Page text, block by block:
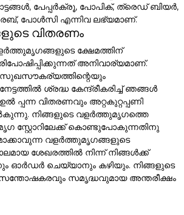
പേപ്പർക്രൂ, പോപിക്, ത്രെഡ് ബിയർ,
പോൾസി എന്നിവ ലഭ്യമാണ്.
വിതരണം
ക്ഷേമത്തിന്
അനിവാര്യമാണ്.
ശ്രദ്ധ കേന്ദ്രീകരിച്ച് ഞങ്ങൾ
പ്പന്ന വിതരണവും അറ്റകുറ്റപ്പണി
നിങ്ങളുടെ വളർത്തുമൃഗത്തെ
സ്റ്റോറിലേക്ക് കൊണ്ടുപോകുന്നതിനു
വളർത്തുമൃഗങ്ങളുടെ
ശേഖരത്തിൽ നിന്ന് നിങ്ങൾക്ക്
ഓർഡർ ചെയ്യാനും കഴിയും. നിങ്ങളുടെ
സമൃദ്ധവുമായ അന്തരീക്ഷം